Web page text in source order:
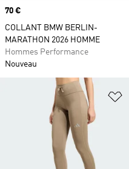
Prix
70 €
COLLANT BMW BERLIN-
MARATHON 2026 HOMME
Hommes Performance
Nouveau